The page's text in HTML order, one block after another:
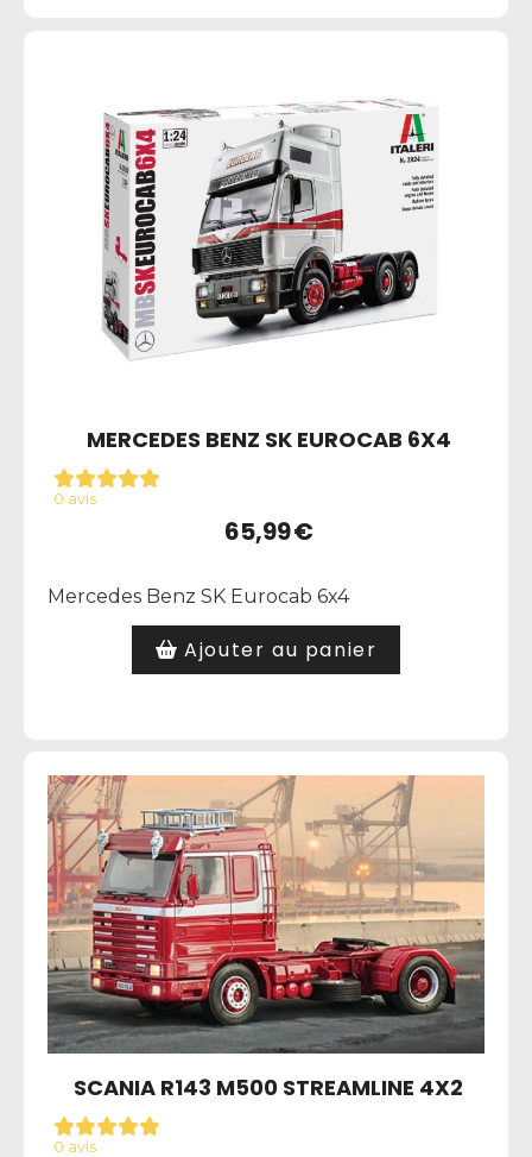
MERCEDES BENZ SK EUROCAB 6X4
0 avis
65,99€
Mercedes Benz SK Eurocab 6x4
Ajouter au panier
SCANIA R143 M500 STREAMLINE 4X2
0 avis